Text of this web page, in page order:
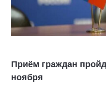
Приём граждан
ноября